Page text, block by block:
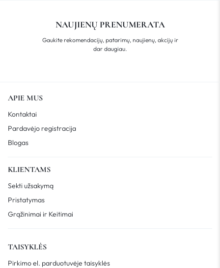
NAUJIENŲ PRENUMERATA
Gaukite rekomendacijų, patarimų, naujienų, akcijų ir
dar daugiau.
APIE MUS
Kontaktai
Pardavėjo registracija
Blogas
KLIENTAMS
Sekti užsakymą
Pristatymas
Grąžinimai ir Keitimai
TAISYKLĖS
Pirkimo el. parduotuvėje taisyklės